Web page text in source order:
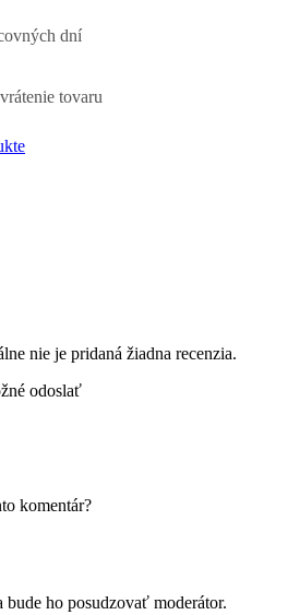
dní
tovaru
nie je pridaná žiadna recenzia.
odoslať
komentár?
ho posudzovať moderátor.